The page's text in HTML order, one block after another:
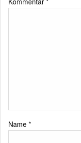
Name *